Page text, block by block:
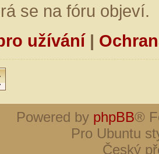
se na fóru objeví.
užívání|
Powered by phpBB®
Pro Ubuntu
Český